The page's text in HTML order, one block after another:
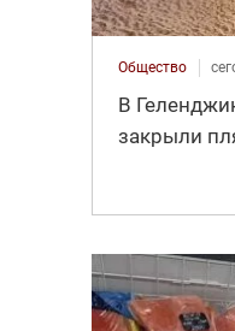
Общество
В
закрыли